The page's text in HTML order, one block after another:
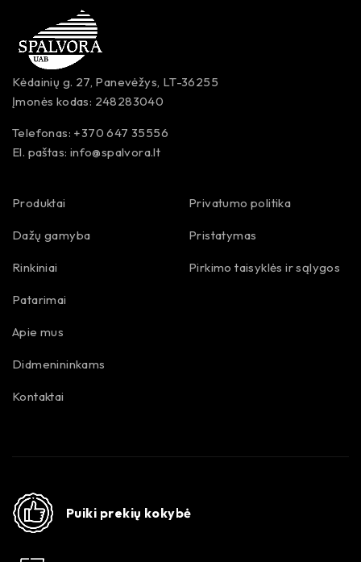
Kėdainių g. 27, Panevėžys, LT-36255
Įmonės kodas: 248283040
Telefonas: +370 647 35556
El. paštas: info@spalvora.lt
Produktai
Dažų gamyba
Rinkiniai
Patarimai
Apie mus
Didmenininkams
Kontaktai
Privatumo politika
Pristatymas
Pirkimo taisyklės ir sąlygos
Puiki prekių kokybė